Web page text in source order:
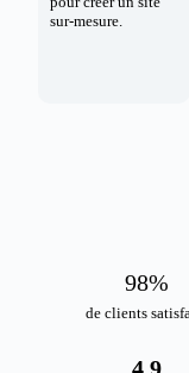
sur-mesure.
de clients
98%